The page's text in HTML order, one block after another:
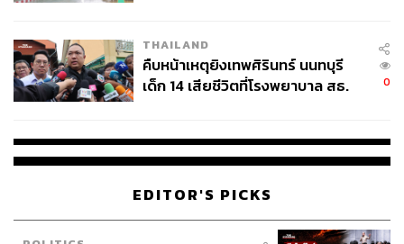
THAILAND
คืบหน้าเหตุยิงเทพศิรินทร์ นนทบุรี
เด็ก 14 เสียชีวิตที่โรงพยาบาล สธ.
0
EDITOR'S PICKS